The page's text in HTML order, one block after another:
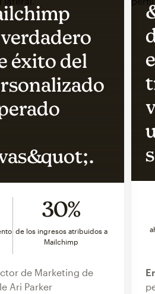
éxito del
30%
de los ingresos atribuidos a
Mailchimp
de Marketing de
Ari Parker